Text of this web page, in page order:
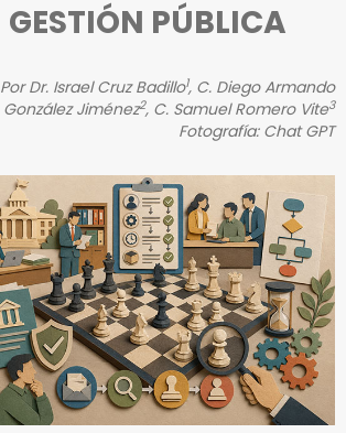
GESTIÓN PÚBLICA
Por Dr. Israel Cruz Badillo1, C. Diego Armando
González Jiménez2, C. Samuel Romero Vite3
Fotografía: Chat GPT